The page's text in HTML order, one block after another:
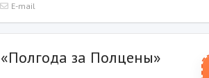
E-mail
за Полцены»